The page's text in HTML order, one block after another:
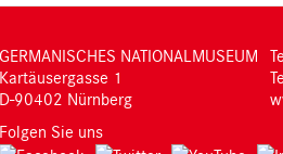
GERMANISCHES NATIONALMUSEUM
Kartäusergasse 1
D-90402 Nürnberg
Folgen Sie uns